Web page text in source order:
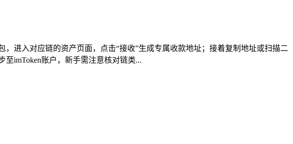
进入对应链的资产页面，点击“接收”生成专属收款地址；接着复制地址或扫描二
imToken账户，新手需注意核对链类...